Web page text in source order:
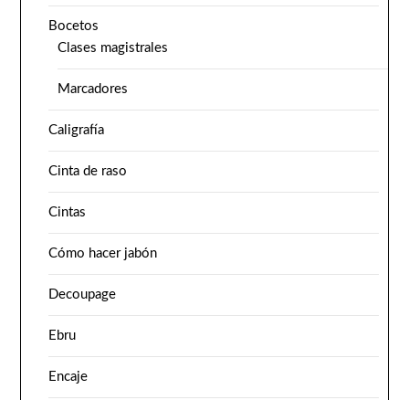
Bocetos
Clases magistrales
Marcadores
Caligrafía
Cinta de raso
Cintas
Cómo hacer jabón
Decoupage
Ebru
Encaje